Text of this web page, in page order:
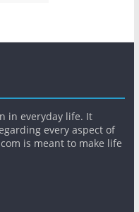
in everyday life. It
every aspect of
is meant to make life